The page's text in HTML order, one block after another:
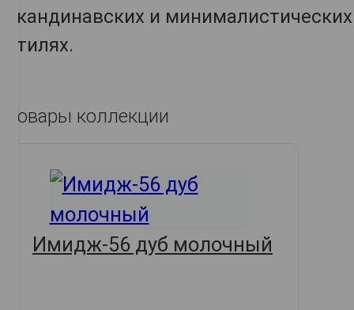
скандинавских и минималистических
стилях.
Товары коллекции
Имидж-56 дуб молочный